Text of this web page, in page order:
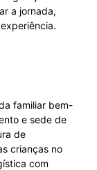
a jornada,
familiar bem-
e sede de
de
crianças no
com